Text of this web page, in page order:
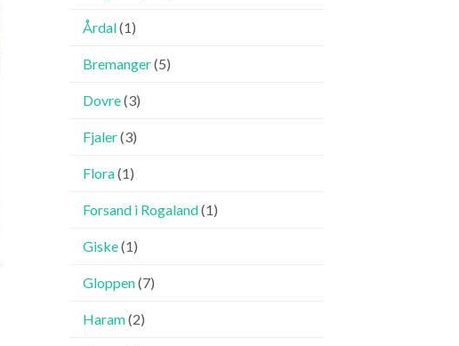
Årdal(1)
Bremanger(5)
Dovre(3)
Fjaler(3)
Flora(1)
Forsand i Rogaland(1)
Giske(1)
Gloppen(7)
Haram(2)